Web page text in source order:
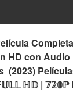
HD con
(2023)
ℍ𝔻 |